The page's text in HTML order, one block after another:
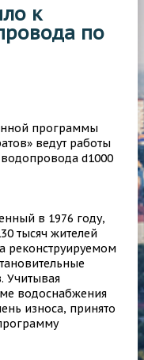
к
по
программы
ведут работы
водопровода d1000
в 1976 году,
тысяч жителей
реконструируемом
Учитывая
водоснабжения
износа, принято